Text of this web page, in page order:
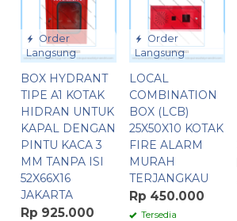
Order
Langsung
BOX HYDRANT
TIPE A1 KOTAK
HIDRAN UNTUK
KAPAL DENGAN
PINTU KACA 3
MM TANPA ISI
52X66X16
JAKARTA
Rp 925.000
Order
Langsung
LOCAL
COMBINATION
BOX (LCB)
25X50X10 KOTAK
FIRE ALARM
MURAH
TERJANGKAU
Rp 450.000
Tersedia